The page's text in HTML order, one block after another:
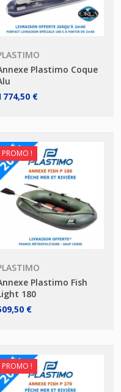
Plastimo Coque
774,50 €
PROMO !
Plastimo Fish
180
€
PROMO !